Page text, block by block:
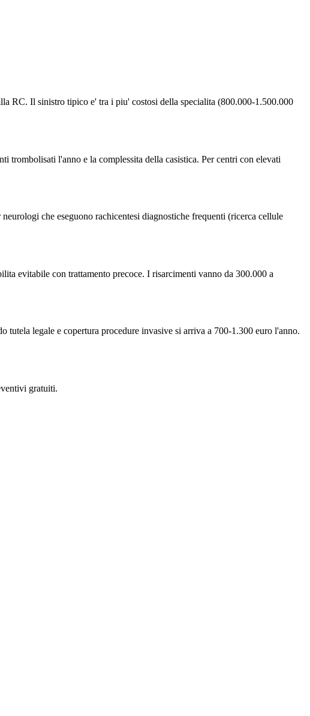
RC. Il sinistro tipico e' tra i piu' costosi della specialita (800.000-1.500.000
l'anno e la complessita della casistica. Per centri con elevati
che eseguono rachicentesi diagnostiche frequenti (ricerca cellule
evitabile con trattamento precoce. I risarcimenti vanno da 300.000 a
tutela legale e copertura procedure invasive si arriva a 700-1.300 euro l'anno.
gratuiti.